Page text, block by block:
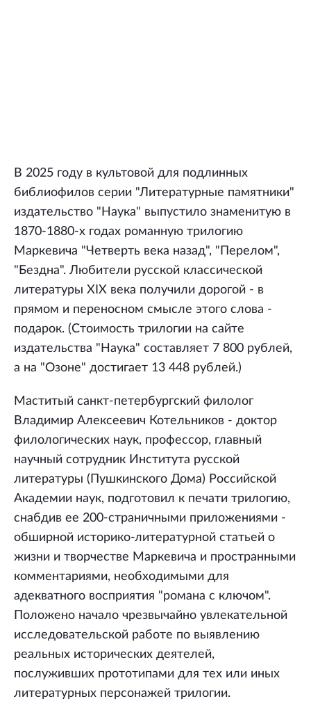
В 2025 году в культовой для подлинных
библиофилов серии "Литературные памятники"
издательство "Наука" выпустило знаменитую в
1870-1880-х годах романную трилогию
Маркевича "Четверть века назад", "Перелом",
"Бездна". Любители русской классической
литературы XIX века получили дорогой - в
прямом и переносном смысле этого слова -
подарок. (Стоимость трилогии на сайте
издательства "Наука" составляет 7 800 рублей,
а на "Озоне" достигает 13 448 рублей.)
Маститый санкт-петербургский филолог
Владимир Алексеевич Котельников - доктор
филологических наук, профессор, главный
научный сотрудник Института русской
литературы (Пушкинского Дома) Российской
Академии наук, подготовил к печати трилогию,
снабдив ее 200-страничными приложениями -
обширной историко-литературной статьей о
жизни и творчестве Маркевича и пространными
комментариями, необходимыми для
адекватного восприятия "романа с ключом".
Положено начало чрезвычайно увлекательной
исследовательской работе по выявлению
реальных исторических деятелей,
послуживших прототипами для тех или иных
литературных персонажей трилогии.